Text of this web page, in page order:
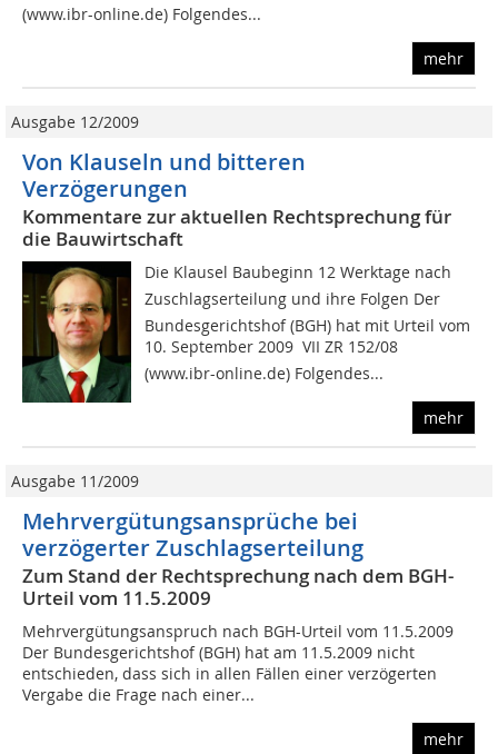
(www.ibr-online.de) Folgendes...
mehr
Ausgabe 12/2009
Von Klauseln und bitteren
Verzögerungen
Kommentare zur aktuellen Rechtsprechung für
die Bauwirtschaft
Die Klausel Baubeginn 12 Werktage nach
Zuschlagserteilung und ihre Folgen Der
Bundesgerichtshof (BGH) hat mit Urteil vom
10. September 2009  VII ZR 152/08 
(www.ibr-online.de) Folgendes...
mehr
Ausgabe 11/2009
Mehrvergütungsansprüche bei
verzögerter Zuschlagserteilung
Zum Stand der Rechtsprechung nach dem BGH-
Urteil vom 11.5.2009
Mehrvergütungsanspruch nach BGH-Urteil vom 11.5.2009
Der Bundesgerichtshof (BGH) hat am 11.5.2009 nicht
entschieden, dass sich in allen Fällen einer verzögerten
Vergabe die Frage nach einer...
mehr